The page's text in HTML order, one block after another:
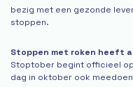
bezig met een gezonde
stoppen.
Stoppen met roken heeft
Stoptober begint officieel
dag in oktober ook